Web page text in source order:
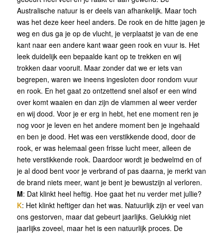
Australische natuur is er deels van afhankelijk. Maar toch
was het deze keer heel anders. De rook en de hitte jagen je
weg en dus ga je op de vlucht, je verplaatst je van de ene
kant naar een andere kant waar geen rook en vuur is. Het
leek duidelijk een bepaalde kant op te trekken en wij
trokken daar vooruit. Maar zonder dat we er iets van
begrepen, waren we ineens ingesloten door rondom vuur
en rook. En het gaat zo ontzettend snel alsof er een wind
over komt waaien en dan zijn de vlammen al weer verder
en wij dood. Voor je er erg in hebt, het ene moment ren je
nog voor je leven en het andere moment ben je ingehaald
en ben je dood. Het was een verstikkende dood, door de
rook, er was helemaal geen frisse lucht meer, alleen de
hete verstikkende rook. Daardoor wordt je bedwelmd en of
je al dood bent voor je verbrand of pas daarna, je merkt van
de brand niets meer, want je bent je bewustzijn al verloren.
M: Dat klinkt heel heftig. Hoe gaat het nu verder met jullie?
K: Het klinkt heftiger dan het was. Natuurlijk zijn er veel van
ons gestorven, maar dat gebeurt jaarlijks. Gelukkig niet
jaarlijks zoveel, maar het is een natuurlijk proces. De